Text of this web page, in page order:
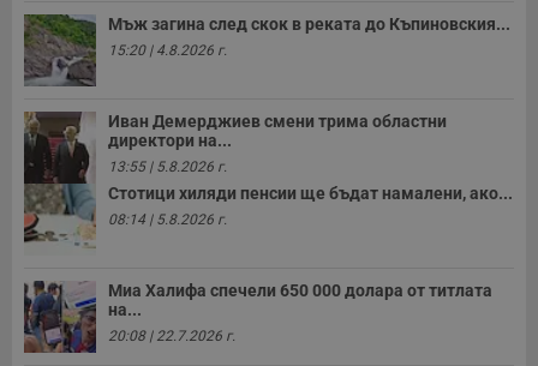
Мъж загина след скок в реката до Къпиновския...
15:20 | 4.8.2026 г.
Иван Демерджиев смени трима областни
директори на...
13:55 | 5.8.2026 г.
Стотици хиляди пенсии ще бъдат намалени, ако...
08:14 | 5.8.2026 г.
Миа Халифа спечели 650 000 долара от титлата
на...
20:08 | 22.7.2026 г.